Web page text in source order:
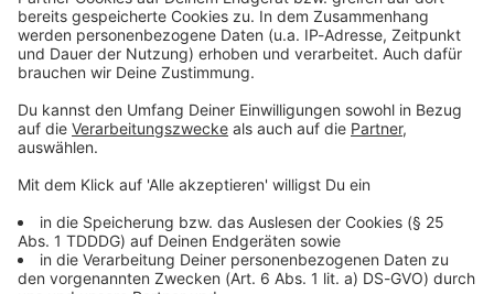
Sprachnachricht
© dpa-infocom, dpa:260611-930-205013/3
Bayern